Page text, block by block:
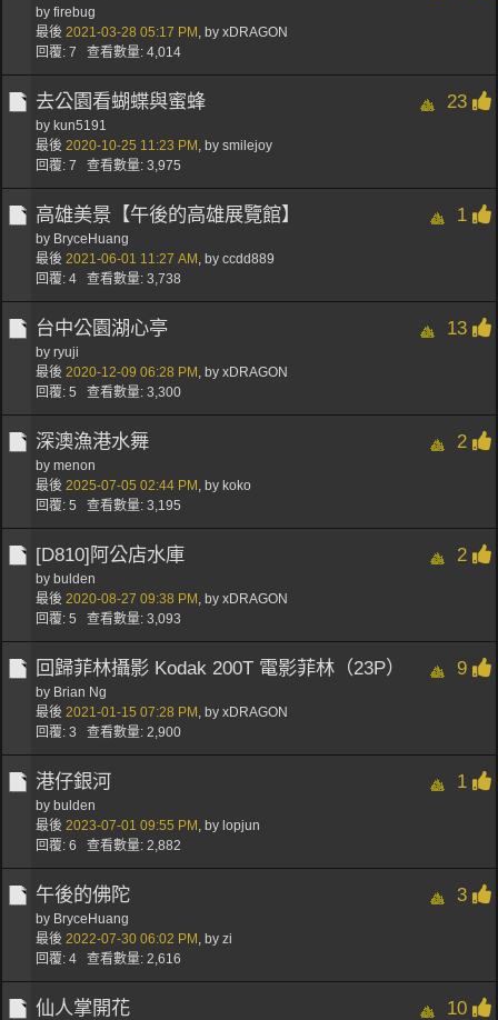
by firebug
最後 2021-03-28 05:17 PM , by xDRAGON
回覆: 7 查看數量: 4,014
23
去公園看蝴蝶與蜜蜂
by kun5191
最後 2020-10-25 11:23 PM , by smilejoy
回覆: 7 查看數量: 3,975
1
高雄美景【午後的高雄展覽館】
by BryceHuang
最後 2021-06-01 11:27 AM , by ccdd889
回覆: 4 查看數量: 3,738
13
台中公園湖心亭
by ryuji
最後 2020-12-09 06:28 PM , by xDRAGON
回覆: 5 查看數量: 3,300
2
深澳漁港水舞
by menon
最後 2025-07-05 02:44 PM , by koko
回覆: 5 查看數量: 3,195
2
[D810]阿公店水庫
by bulden
最後 2020-08-27 09:38 PM , by xDRAGON
回覆: 5 查看數量: 3,093
9
回歸菲林攝影 Kodak 200T 電影菲林（23P）
by Brian Ng
最後 2021-01-15 07:28 PM , by xDRAGON
回覆: 3 查看數量: 2,900
1
港仔銀河
by bulden
最後 2023-07-01 09:55 PM , by lopjun
回覆: 6 查看數量: 2,882
3
午後的佛陀
by BryceHuang
最後 2022-07-30 06:02 PM , by zi
回覆: 4 查看數量: 2,616
10
仙人掌開花